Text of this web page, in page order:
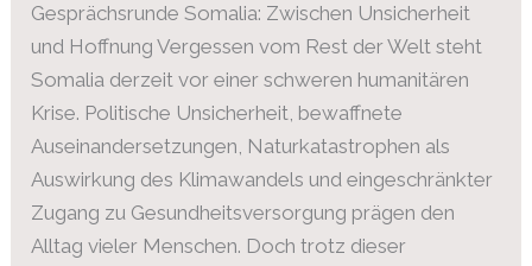
Gesprächsrunde Somalia: Zwischen Unsicherheit
und Hoffnung Vergessen vom Rest der Welt steht
Somalia derzeit vor einer schweren humanitären
Krise. Politische Unsicherheit, bewaffnete
Auseinandersetzungen, Naturkatastrophen als
Auswirkung des Klimawandels und eingeschränkter
Zugang zu Gesundheitsversorgung prägen den
Alltag vieler Menschen. Doch trotz dieser